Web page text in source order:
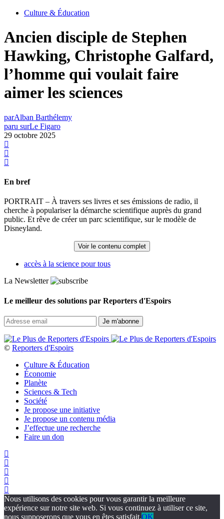
Culture & Éducation
Ancien disciple de Stephen
Hawking, Christophe Galfard,
l’homme qui voulait faire
aimer les sciences
parAlban Barthélemy
paru surLe Figaro
29 octobre 2025
En bref
PORTRAIT – À travers ses livres et ses émissions de radio, il
cherche à populariser la démarche scientifique auprès du grand
public. Et rêve de créer un parc scientifique, sur le modèle de
Disneyland.
Voir le contenu complet
accès à la science pour tous
La Newsletter
Le meilleur des solutions par Reporters d'Espoirs
© Reporters d'Espoirs
Culture & Éducation
Économie
Planète
Sciences & Tech
Société
Je propose une initiative
Je propose un contenu média
J’effectue une recherche
Faire un don
Nous utilisons des cookies pour vous garantir la meilleure
expérience sur notre site web. Si vous continuez à utiliser ce site,
nous supposerons que vous en êtes satisfait.OK